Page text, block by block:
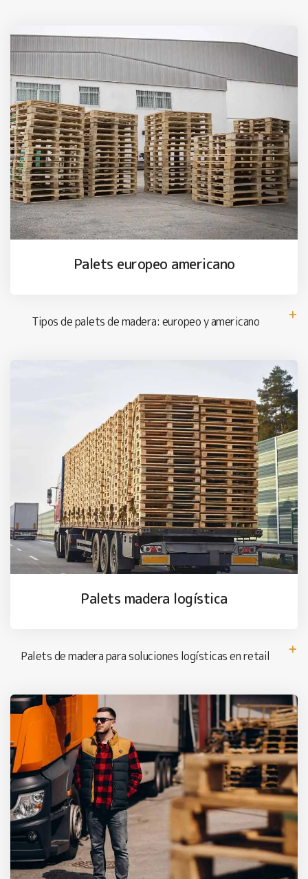
Palets europeo americano
Tipos de palets de madera: europeo y americano
Palets madera logística
Palets de madera para soluciones logísticas en retail